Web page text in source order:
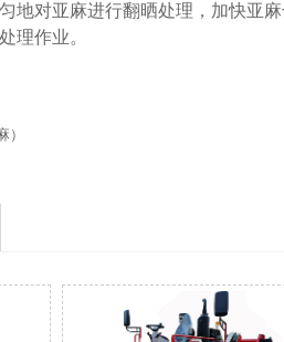
地对亚麻进行翻晒处理，加快亚
理作业。
目 单位
质量 kg
×宽×高） mm